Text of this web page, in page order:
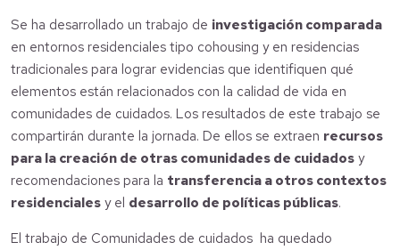
Se ha desarrollado un trabajo de investigación comparada
en entornos residenciales tipo cohousing y en residencias
tradicionales para lograr evidencias que identifiquen qué
elementos están relacionados con la calidad de vida en
comunidades de cuidados. Los resultados de este trabajo se
compartirán durante la jornada. De ellos se extraen recursos
para la creación de otras comunidades de cuidadosy
recomendaciones para la transferencia a otros contextos
residencialesy el desarrollo de políticas públicas.
El trabajo de Comunidades de cuidados ha quedado